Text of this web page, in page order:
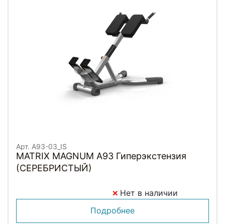
Арт. A93-03_IS
MATRIX MAGNUM A93 Гиперэкстензия
(СЕРЕБРИСТЫЙ)
Нет в наличии
Подробнее